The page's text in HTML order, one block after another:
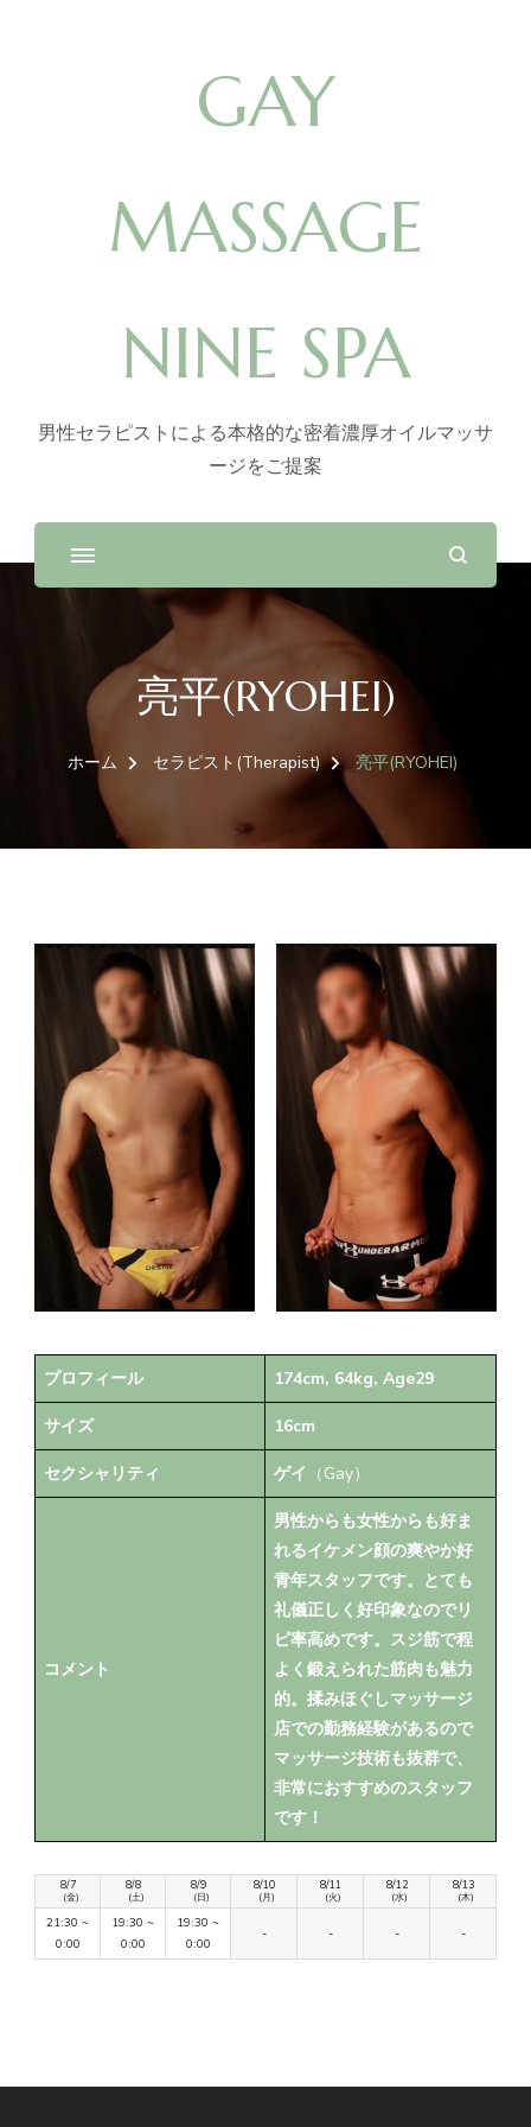
GAY
MASSAGE
NINE SPA
男性セラピストによる本格的な密着濃厚オイルマッサ
ージをご提案
亮平(RYOHEI)
ホーム セラピスト(Therapist) 亮平(RYOHEI)
プロフィール 174cm, 64kg, Age29
サイズ 16cm
セクシャリティ ゲイ （Gay）
コメント
男性からも女性からも好ま
れるイケメン顔の爽やか好
青年スタッフです。とても
礼儀正しく好印象なのでリ
ピ率高めです。スジ筋で程
よく鍛えられた筋肉も魅力
的。揉みほぐしマッサージ
店での勤務経験があるので
マッサージ技術も抜群で、
非常におすすめのスタッフ
です！
8/7
(金)
8/8
(土)
8/9
(日)
8/10
(月)
8/11
(火)
8/12
(水)
8/13
(木)
21:30 ~
0:00
19:30 ~
0:00
19:30 ~
0:00
- - - -